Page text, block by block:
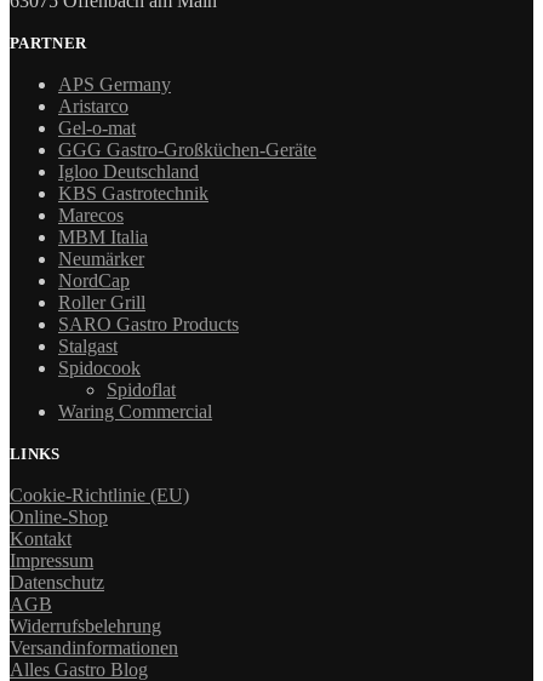
PARTNER
APS Germany
Aristarco
Gel-o-mat
GGG Gastro-Großküchen-Geräte
Igloo Deutschland
KBS Gastrotechnik
Marecos
MBM Italia
Neumärker
NordCap
Roller Grill
SARO Gastro Products
Stalgast
Spidocook
Spidoflat
Waring Commercial
LINKS
Cookie-Richtlinie (EU)
Online-Shop
Kontakt
Impressum
Datenschutz
AGB
Widerrufsbelehrung
Versandinformationen
Alles Gastro Blog